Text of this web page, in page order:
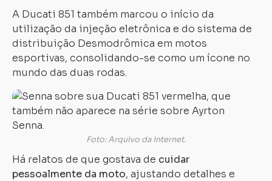
A Ducati 851 também marcou o início da
utilização da injeção eletrônica e do sistema de
distribuição Desmodrômica em motos
esportivas, consolidando-se como um ícone no
mundo das duas rodas.
Foto: Arquivo da internet.
Há relatos de que gostava de cuidar
pessoalmente da moto, ajustando detalhes e